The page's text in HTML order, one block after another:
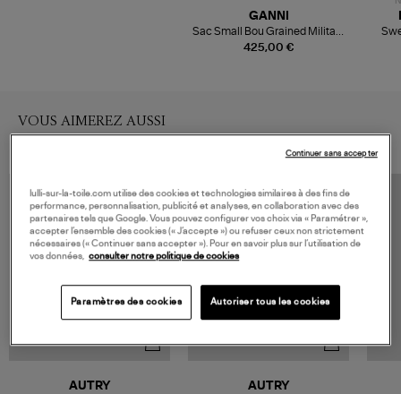
425,00 €
GANNI
Sac Small Bou Grained Military
Olive
VOUS AIMEREZ AUSSI
AUTRY AUTRY
lulli-sur-la-toile.com utilise des cookies et technologies similaires à des fins de
performance, personnalisation, publicité et analyses, en collaboration avec des
partenaires tels que Google. Vous pouvez configurer vos choix via « Paramétrer »,
accepter l’ensemble des cookies (« J’accepte ») ou refuser ceux non strictement
nécessaires (« Continuer sans accepter »). Pour en savoir plus sur l’utilisation de
vos données, consulter notre politique de cookies
Paramètres des cookies Autoriser tous les cookies
Continuer sans accepter